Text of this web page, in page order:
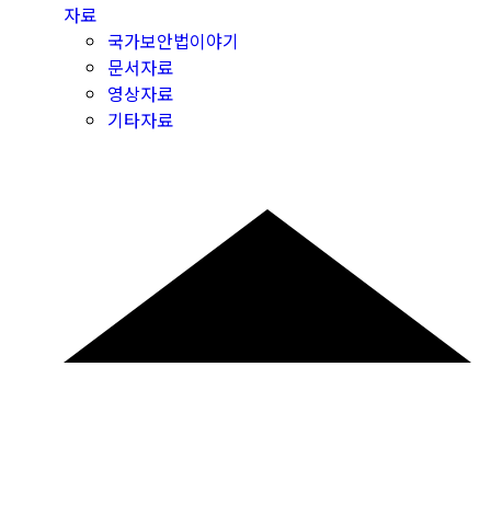
자료
국가보안법이야기
문서자료
영상자료
기타자료